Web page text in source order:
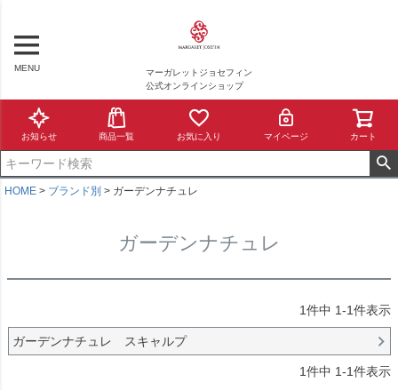
MENU
マーガレットジョセフィン
公式オンラインショップ
お知らせ 商品一覧 お気に入り マイページ カート
HOME ブランド別 ガーデンナチュレ
ガーデンナチュレ
1件中 1-1件表示
ガーデンナチュレ スキャルプ
1件中 1-1件表示